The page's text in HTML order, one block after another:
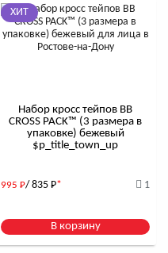
ХИТ
Набор кросс тейпов BB
CROSS PACK™ (3 размера в
упаковке) бежевый
$р_title_town_up
995 Р/ 835 Р* 1
В корзину